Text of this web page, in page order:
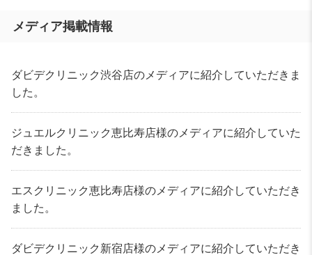
メディア掲載情報
ダビデクリニック渋谷店のメディアに紹介していただきま
した。
ジュエルクリニック恵比寿店様のメディアに紹介していた
だきました。
エスクリニック恵比寿店様のメディアに紹介していただき
ました。
ダビデクリニック新宿店様のメディアに紹介していただき